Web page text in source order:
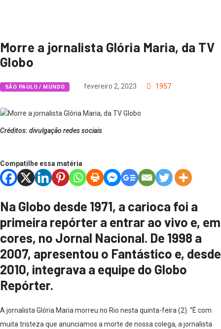
Morre a jornalista Glória Maria, da TV
Globo
SÃO PAULO / MUNDO fevereiro 2, 2023 1957
Créditos: divulgação redes sociais
Compatilhe essa matéria
Na Globo desde 1971, a carioca foi a
primeira repórter a entrar ao vivo e, em
cores, no Jornal Nacional. De 1998 a
2007, apresentou o Fantástico e, desde
2010, integrava a equipe do Globo
Repórter.
A jornalista Glória Maria morreu no Rio nesta quinta-feira (2). “É com
muita tristeza que anunciamos a morte de nossa colega, a jornalista